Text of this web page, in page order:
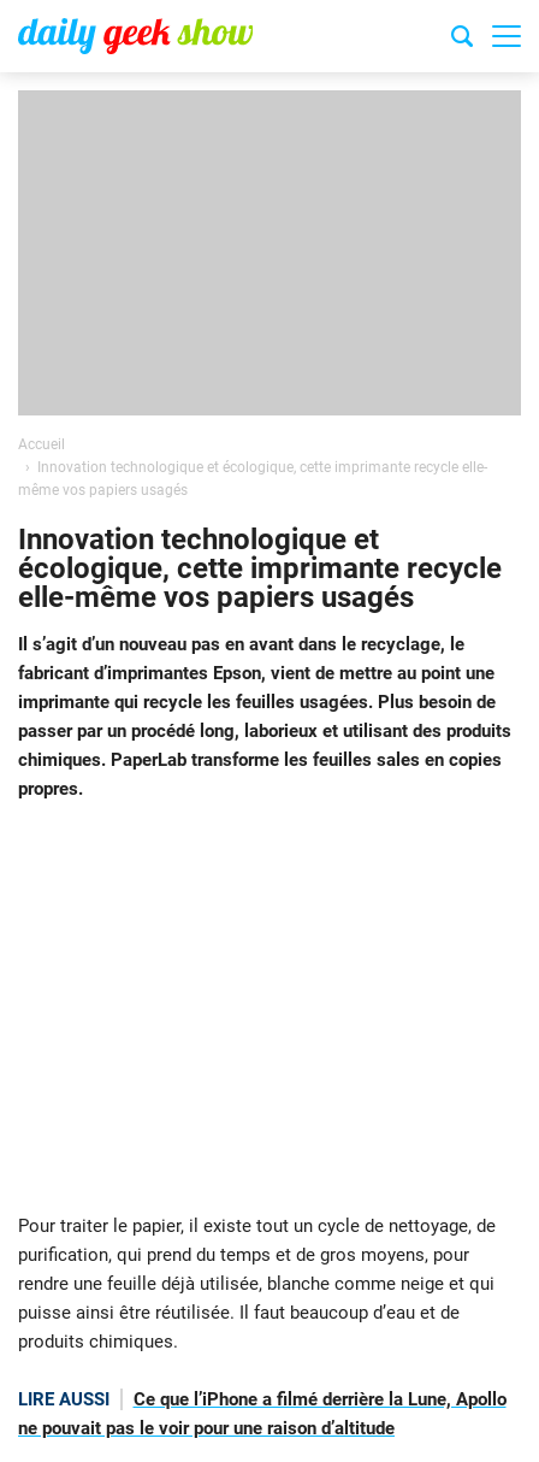
Accueil
Innovation technologique et écologique, cette imprimante recycle elle-
même vos papiers usagés
Innovation technologique et
écologique, cette imprimante recycle
elle-même vos papiers usagés
Il s’agit d’un nouveau pas en avant dans le recyclage, le
fabricant d’imprimantes Epson, vient de mettre au point une
imprimante qui recycle les feuilles usagées. Plus besoin de
passer par un procédé long, laborieux et utilisant des produits
chimiques. PaperLab transforme les feuilles sales en copies
propres.
Pour traiter le papier, il existe tout un cycle de nettoyage, de
purification, qui prend du temps et de gros moyens, pour
rendre une feuille déjà utilisée, blanche comme neige et qui
puisse ainsi être réutilisée. Il faut beaucoup d’eau et de
produits chimiques.
LIRE AUSSI
Ce que l’iPhone a filmé derrière la Lune, Apollo
ne pouvait pas le voir pour une raison d’altitude